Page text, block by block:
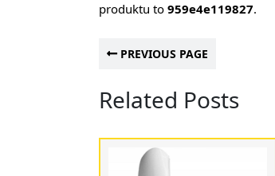
produktu to 959e4e119827.
PREVIOUS PAGE
Related Posts